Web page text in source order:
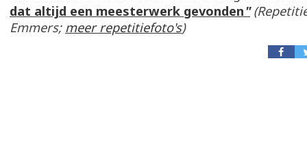
dat altijd een meesterwerk gevonden"
Emmers; meer repetitiefoto's)